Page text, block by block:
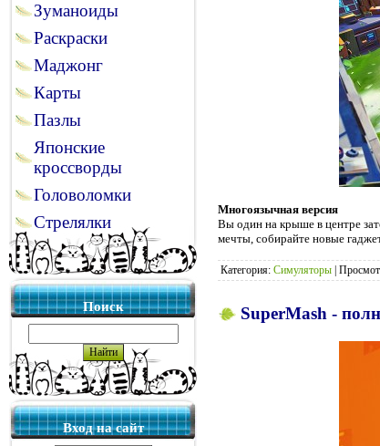
Зуманоиды
Раскраски
Маджонг
Карты
Пазлы
Японские
кроссворды
Головоломки
Стрелялки
Поиск
Вход на сайт
Многоязычная версия
Вы один на крыше в центре
мечты, собирайте новые
Категория: Симуляторы
SuperMash -